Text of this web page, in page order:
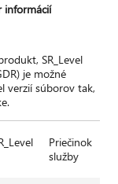
informácií
SR_Level
je možné
verzií súborov tak,
Priečinok
služby